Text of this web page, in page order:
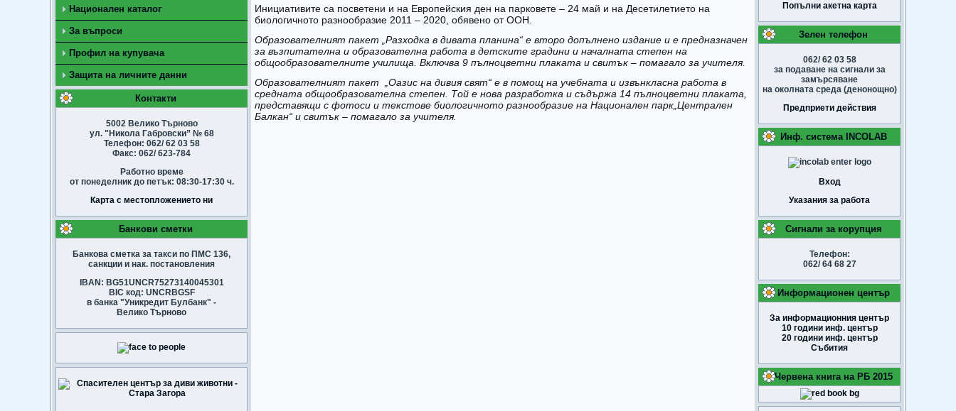
Национален каталог
За въпроси
Профил на купувача
Защита на личните данни
Контакти
5002 Велико Търново
ул. "Никола Габровски” № 68
Телефон: 062/ 62 03 58
Факс: 062/ 623-784
Работно време
от понеделник до петък: 08:30-17:30 ч.
Карта с местопложението ни
Банкови сметки
Банкова сметка за такси по ПМС 136,
санкции и нак. постановления
IBAN: BG51UNCR75273140045301
BIC код: UNCRBGSF
в банка "Уникредит Булбанк" -
Велико Търново
Инициативите са посветени и на Европейския ден на парковете – 24 май и на Десетилетието на
биологичното разнообразие 2011 – 2020, обявено от ООН.
Образователният пакет „Разходка в дивата планина“ е второ допълнено издание и е предназначен
за възпитателна и образователна работа в детските градини и началната степен на
общообразователните училища. Включва 9 пълноцветни плаката и свитък – помагало за учителя.
Образователният пакет „Оазис на дивия свят“ е в помощ на учебната и извънкласна работа в
средната общообразователна степен. Той е нова разработка и съдържа 14 пълноцветни плаката,
представящи с фотоси и текстове биологичното разнообразие на Национален парк„Централен
Балкан“ и свитък – помагало за учителя.
Попълни акетна карта
Зелен телефон
062/ 62 03 58
за подаване на сигнали за
замърсяване
на околната среда (денонощно)
Предприети действия
Инф. система INCOLAB
Вход
Указания за работа
Сигнали за корупция
Телефон:
062/ 64 68 27
Информационен център
За информационния център
10 години инф. център
20 години инф. център
Събития
Червена книга на РБ 2015